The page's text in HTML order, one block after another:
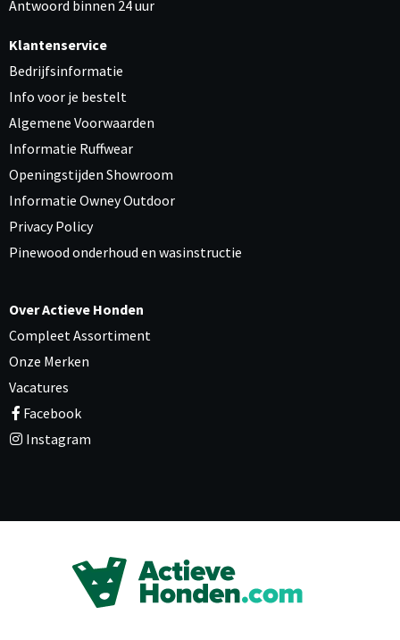
Antwoord binnen 24 uur
Klantenservice
Bedrijfsinformatie
Info voor je bestelt
Algemene Voorwaarden
Informatie Ruffwear
Openingstijden Showroom
Informatie Owney Outdoor
Privacy Policy
Pinewood onderhoud en wasinstructie
Over Actieve Honden
Compleet Assortiment
Onze Merken
Vacatures
Facebook
Instagram